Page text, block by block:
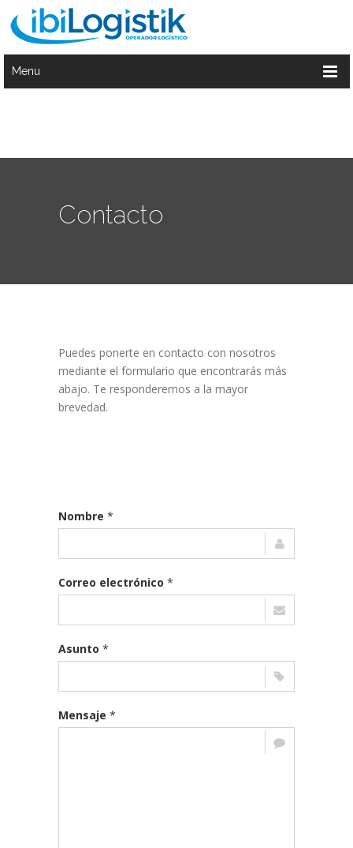
Menu
Contacto
Puedes ponerte en contacto con nosotros
mediante el formulario que encontrarás más
abajo. Te responderemos a la mayor
brevedad.
Nombre *
Correo electrónico *
Asunto *
Mensaje *